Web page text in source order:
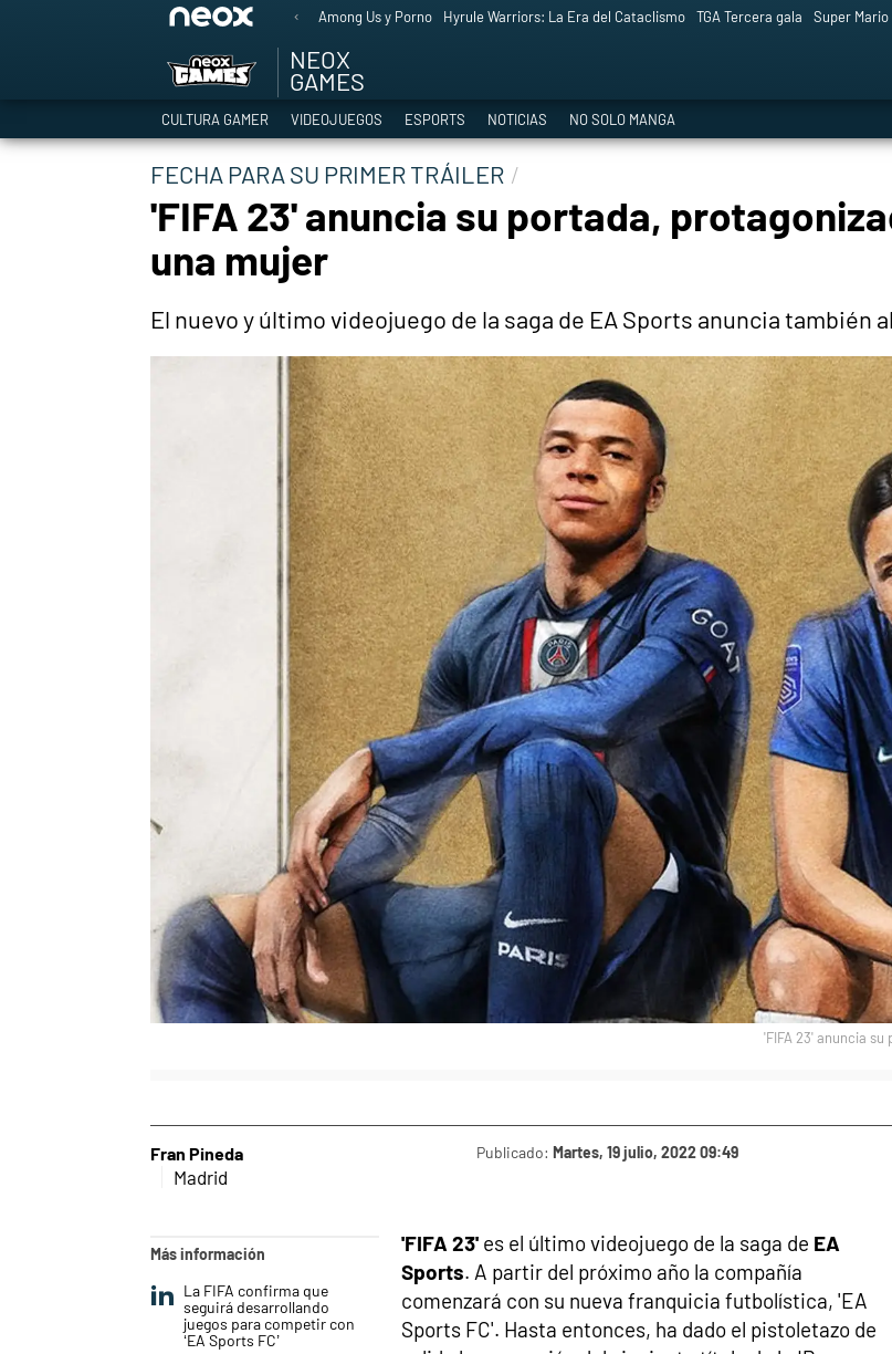
Among Us y Porno Hyrule Warriors: La Era del Cataclismo TGA Tercera gala Super
NEOX
GAMES
CULTURA GAMER VIDEOJUEGOS ESPORTS NOTICIAS NO SOLO MANGA
FECHA PARA SU PRIMER TRÁILER
'FIFA 23' anuncia su portada,
una mujer
El nuevo y último videojuego de la saga de EA Sports anuncia también
'FIFA 23' anuncia
Fran Pineda
Madrid
Publicado: Martes, 19 julio, 2022 09:49
Más información
La FIFA confirma que
seguirá desarrollando
juegos para competir con
‘EA Sports FC’
'FIFA 23' es el último videojuego de la saga de EA
Sports. A partir del próximo año la compañía
comenzará con su nueva franquicia futbolística, 'EA
Sports FC'. Hasta entonces, ha dado el pistoletazo de